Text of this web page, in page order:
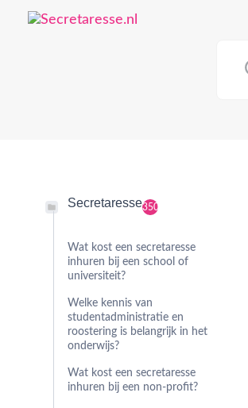
Secretaresse350
Wat kost een secretaresse
inhuren bij een school of
universiteit?
Welke kennis van
studentadministratie en
roostering is belangrijk in het
onderwijs?
Wat kost een secretaresse
inhuren bij een non-profit?